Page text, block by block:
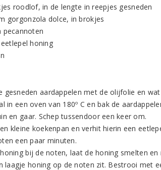
roodlof, in de lengte in reepjes gesneden
gorgonzola dolce, in brokjes
pecannoten
honing
gesneden aardappelen met de olijfolie en
in een oven van 180º C en bak de
en gaar. Schep tussendoor een keer om.
kleine koekenpan en verhit hierin een
een paar minuten.
bij de noten, laat de honing smelten
laagje honing op de noten zit. Bestrooi met